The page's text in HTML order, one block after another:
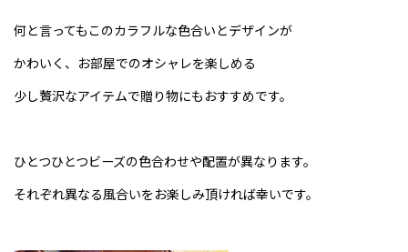
何と言ってもこのカラフルな色合いとデザインが
かわいく、お部屋でのオシャレを楽しめる
少し贅沢なアイテムで贈り物にもおすすめです。
ひとつひとつビーズの色合わせや配置が異なります。
それぞれ異なる風合いをお楽しみ頂ければ幸いです。